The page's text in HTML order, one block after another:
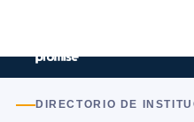
DIRECTORIO DE